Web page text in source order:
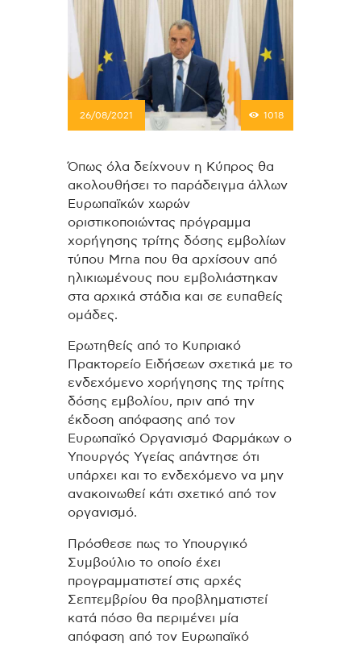
26/08/2021 1018
Όπως όλα δείχνουν η Κύπρος θα
ακολουθήσει το παράδειγμα άλλων
Ευρωπαϊκών χωρών
οριστικοποιώντας πρόγραμμα
χορήγησης τρίτης δόσης εμβολίων
τύπου Mrna που θα αρχίσουν από
ηλικιωμένους που εμβολιάστηκαν
στα αρχικά στάδια και σε ευπαθείς
ομάδες.
Ερωτηθείς από το Κυπριακό
Πρακτορείο Ειδήσεων σχετικά με το
ενδεχόμενο χορήγησης της τρίτης
δόσης εμβολίου, πριν από την
έκδοση απόφασης από τον
Ευρωπαϊκό Οργανισμό Φαρμάκων ο
Υπουργός Υγείας απάντησε ότι
υπάρχει και το ενδεχόμενο να μην
ανακοινωθεί κάτι σχετικό από τον
οργανισμό.
Πρόσθεσε πως το Υπουργικό
Συμβούλιο το οποίο έχει
προγραμματιστεί στις αρχές
Σεπτεμβρίου θα προβληματιστεί
κατά πόσο θα περιμένει μία
απόφαση από τον Ευρωπαϊκό